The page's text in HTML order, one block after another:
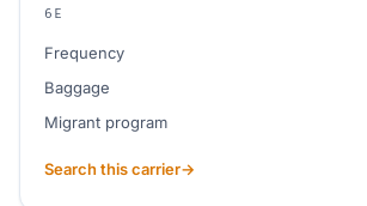
6E
Frequency
Baggage
Migrant program
Search this carrier→